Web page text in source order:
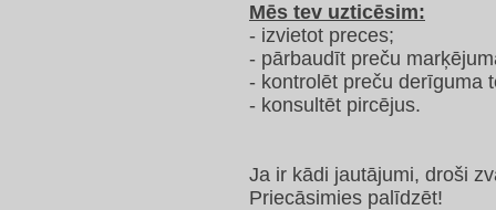
Mēs tev uzticēsim:
- izvietot preces;
- pārbaudīt preču
- kontrolēt preču derīguma
- konsultēt pircējus.
Ja ir kādi jautājumi, droši
Priecāsimies palīdzēt!